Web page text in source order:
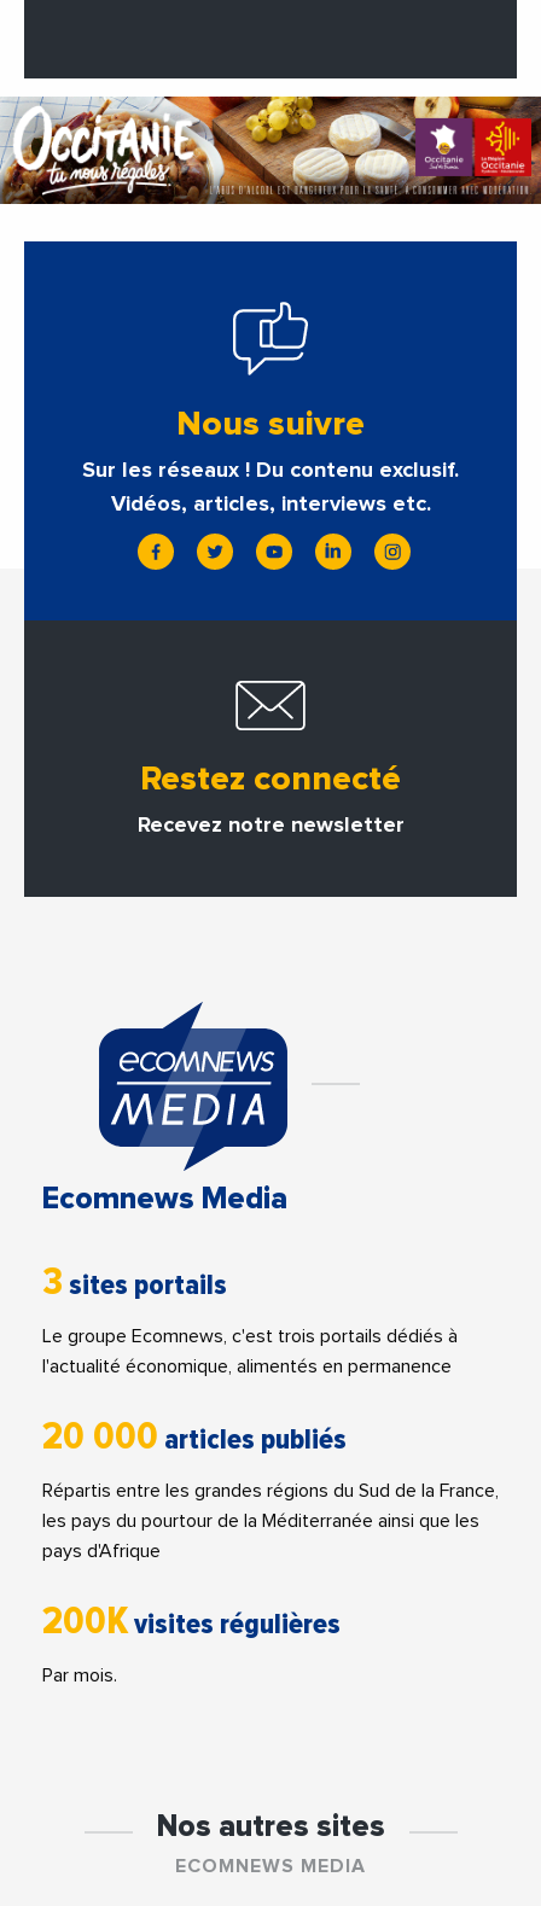
Nous suivre
Sur les réseaux ! Du contenu exclusif.
Vidéos, articles, interviews etc.
Restez connecté
Recevez notre newsletter
Ecomnews Media
3 sites portails
Le groupe Ecomnews, c'est trois portails dédiés à
l'actualité économique, alimentés en permanence
20 000 articles publiés
Répartis entre les grandes régions du Sud de la France,
les pays du pourtour de la Méditerranée ainsi que les
pays d'Afrique
200Kvisites régulières
Par mois.
Nos autres sites
ECOMNEWS MEDIA